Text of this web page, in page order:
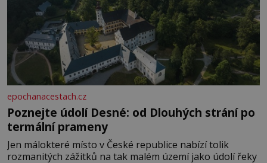
epochanacestach.cz
Poznejte údolí Desné: od Dlouhých strání po
termální prameny
Jen málokteré místo v České republice nabízí tolik
rozmanitých zážitků na tak malém území jako údolí řeky